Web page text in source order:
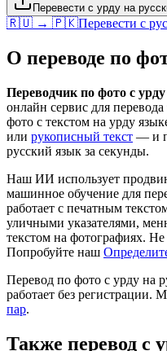
Перевести с урду на
🇷🇺 → 🇵🇰Перевести с
О переводе по
Переводчик по фото с урду
онлайн сервис для
фото с текстом на урду
или рукописный текст — и
русский язык за секунды.
Наш ИИ использует
машинное обучение для
работает с печатным
уличными указателями,
текстом на фотографиях. Не
Попробуйте наш
Перевод по фото с урду на
работает без регистрации.
пар.
Также перевод с